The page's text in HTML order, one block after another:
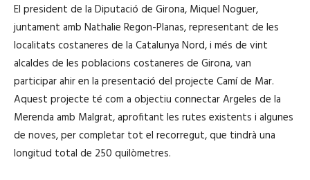
El president de la Diputació de Girona, Miquel Noguer,
juntament amb Nathalie Regon-Planas, representant de les
localitats costaneres de la Catalunya Nord, i més de vint
alcaldes de les poblacions costaneres de Girona, van
participar ahir en la presentació del projecte Camí de Mar.
Aquest projecte té com a objectiu connectar Argeles de la
Merenda amb Malgrat, aprofitant les rutes existents i algunes
de noves, per completar tot el recorregut, que tindrà una
longitud total de 250 quilòmetres.